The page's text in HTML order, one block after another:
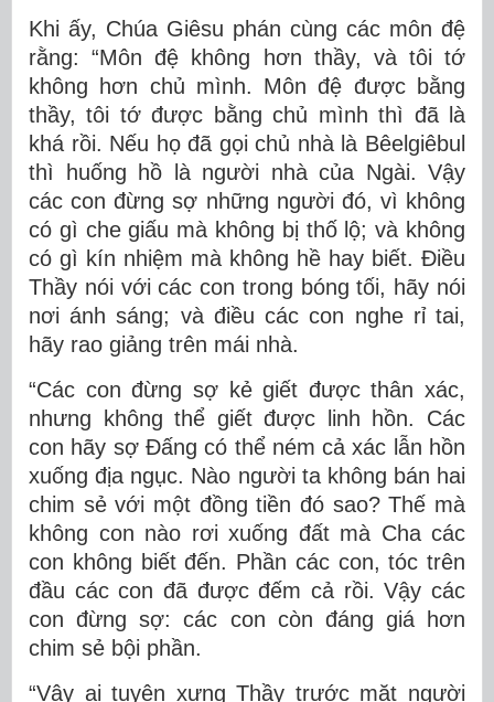
Khi ấy, Chúa Giêsu phán cùng các môn đệ
rằng: “Môn đệ không hơn thầy, và tôi tớ
không hơn chủ mình. Môn đệ được bằng
thầy, tôi tớ được bằng chủ mình thì đã là
khá rồi. Nếu họ đã gọi chủ nhà là Bêelgiêbul
thì huống hồ là người nhà của Ngài. Vậy
các con đừng sợ những người đó, vì không
có gì che giấu mà không bị thố lộ; và không
có gì kín nhiệm mà không hề hay biết. Ðiều
Thầy nói với các con trong bóng tối, hãy nói
nơi ánh sáng; và điều các con nghe rỉ tai,
hãy rao giảng trên mái nhà.
“Các con đừng sợ kẻ giết được thân xác,
nhưng không thể giết được linh hồn. Các
con hãy sợ Ðấng có thể ném cả xác lẫn hồn
xuống địa ngục. Nào người ta không bán hai
chim sẻ với một đồng tiền đó sao? Thế mà
không con nào rơi xuống đất mà Cha các
con không biết đến. Phần các con, tóc trên
đầu các con đã được đếm cả rồi. Vậy các
con đừng sợ: các con còn đáng giá hơn
chim sẻ bội phần.
“Vậy ai tuyên xưng Thầy trước mặt người